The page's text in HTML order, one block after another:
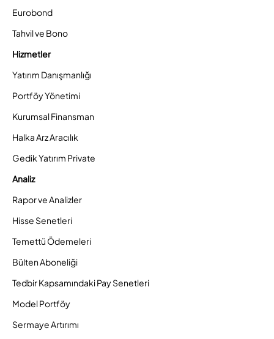
Eurobond
Tahvil ve Bono
Hizmetler
Yatırım Danışmanlığı
Portföy Yönetimi
Kurumsal Finansman
Halka Arz Aracılık
Gedik Yatırım Private
Analiz
Rapor ve Analizler
Hisse Senetleri
Temettü Ödemeleri
Bülten Aboneliği
Tedbir Kapsamındaki Pay Senetleri
Model Portföy
Sermaye Artırımı